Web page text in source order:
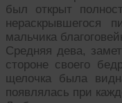
был открыт
нераскрывшегося
мальчика
Средняя дева,
стороне своего
щелочка была
появлялась при